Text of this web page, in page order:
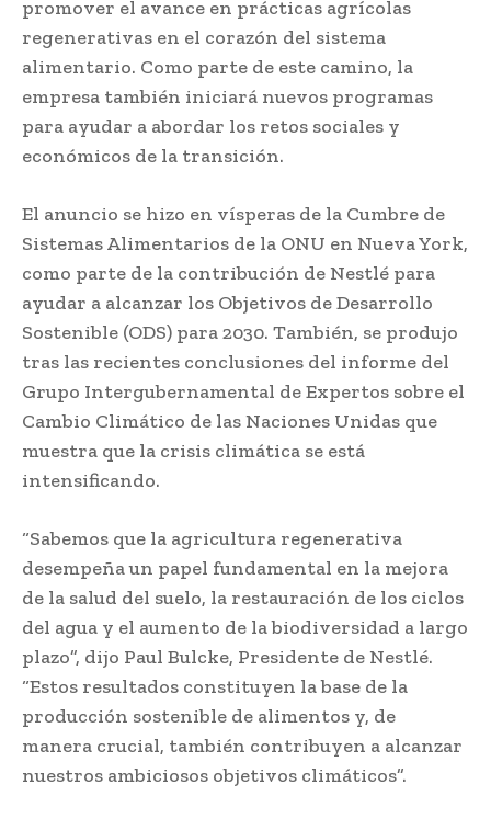
promover el avance en prácticas agrícolas
regenerativas en el corazón del sistema
alimentario. Como parte de este camino, la
empresa también iniciará nuevos programas
para ayudar a abordar los retos sociales y
económicos de la transición.
El anuncio se hizo en vísperas de la Cumbre de
Sistemas Alimentarios de la ONU en Nueva York,
como parte de la contribución de Nestlé para
ayudar a alcanzar los Objetivos de Desarrollo
Sostenible (ODS) para 2030. También, se produjo
tras las recientes conclusiones del informe del
Grupo Intergubernamental de Expertos sobre el
Cambio Climático de las Naciones Unidas que
muestra que la crisis climática se está
intensificando.
“Sabemos que la agricultura regenerativa
desempeña un papel fundamental en la mejora
de la salud del suelo, la restauración de los ciclos
del agua y el aumento de la biodiversidad a largo
plazo”, dijo Paul Bulcke, Presidente de Nestlé.
“Estos resultados constituyen la base de la
producción sostenible de alimentos y, de
manera crucial, también contribuyen a alcanzar
nuestros ambiciosos objetivos climáticos”.